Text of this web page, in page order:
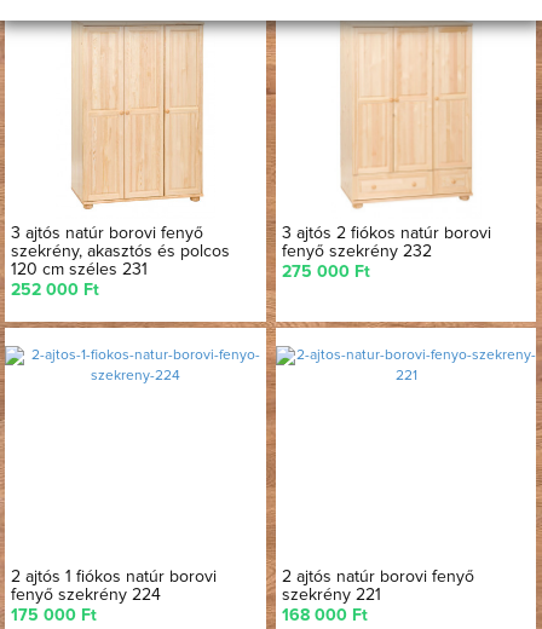
3 ajtós natúr borovi fenyő
szekrény, akasztós és polcos
120 cm széles 231
252 000 Ft
3 ajtós 2 fiókos natúr borovi
fenyő szekrény 232
275 000 Ft
2 ajtós 1 fiókos natúr borovi
fenyő szekrény 224
175 000 Ft
2 ajtós natúr borovi fenyő
szekrény 221
168 000 Ft